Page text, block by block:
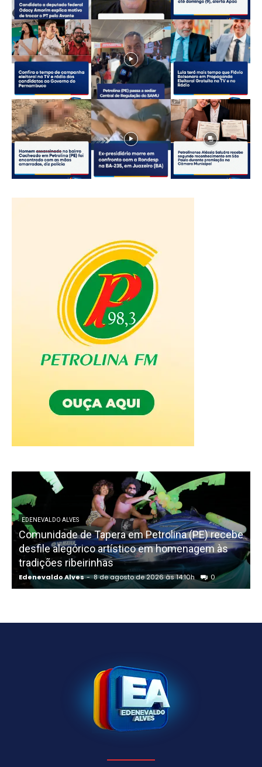
EDENEVALDO ALVES
Comunidade de Tapera em Petrolina (PE) recebe
desfile alegórico artístico em homenagem às
tradições ribeirinhas
Edenevaldo Alves - 8 de agosto de 2026 às 14:10h 0